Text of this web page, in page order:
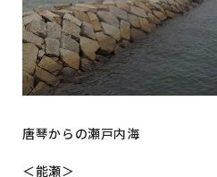
唐琴からの瀬戸内海
＜能瀬＞